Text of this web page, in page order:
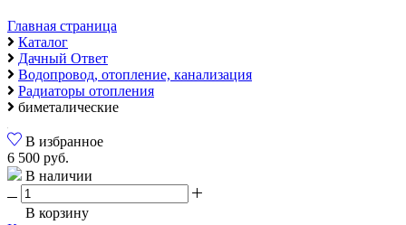
Главная страница
Каталог
Дачный Ответ
Водопровод, отопление, канализация
Радиаторы отопления
биметалические
В избранное
6 500 руб.
В наличии
В корзину